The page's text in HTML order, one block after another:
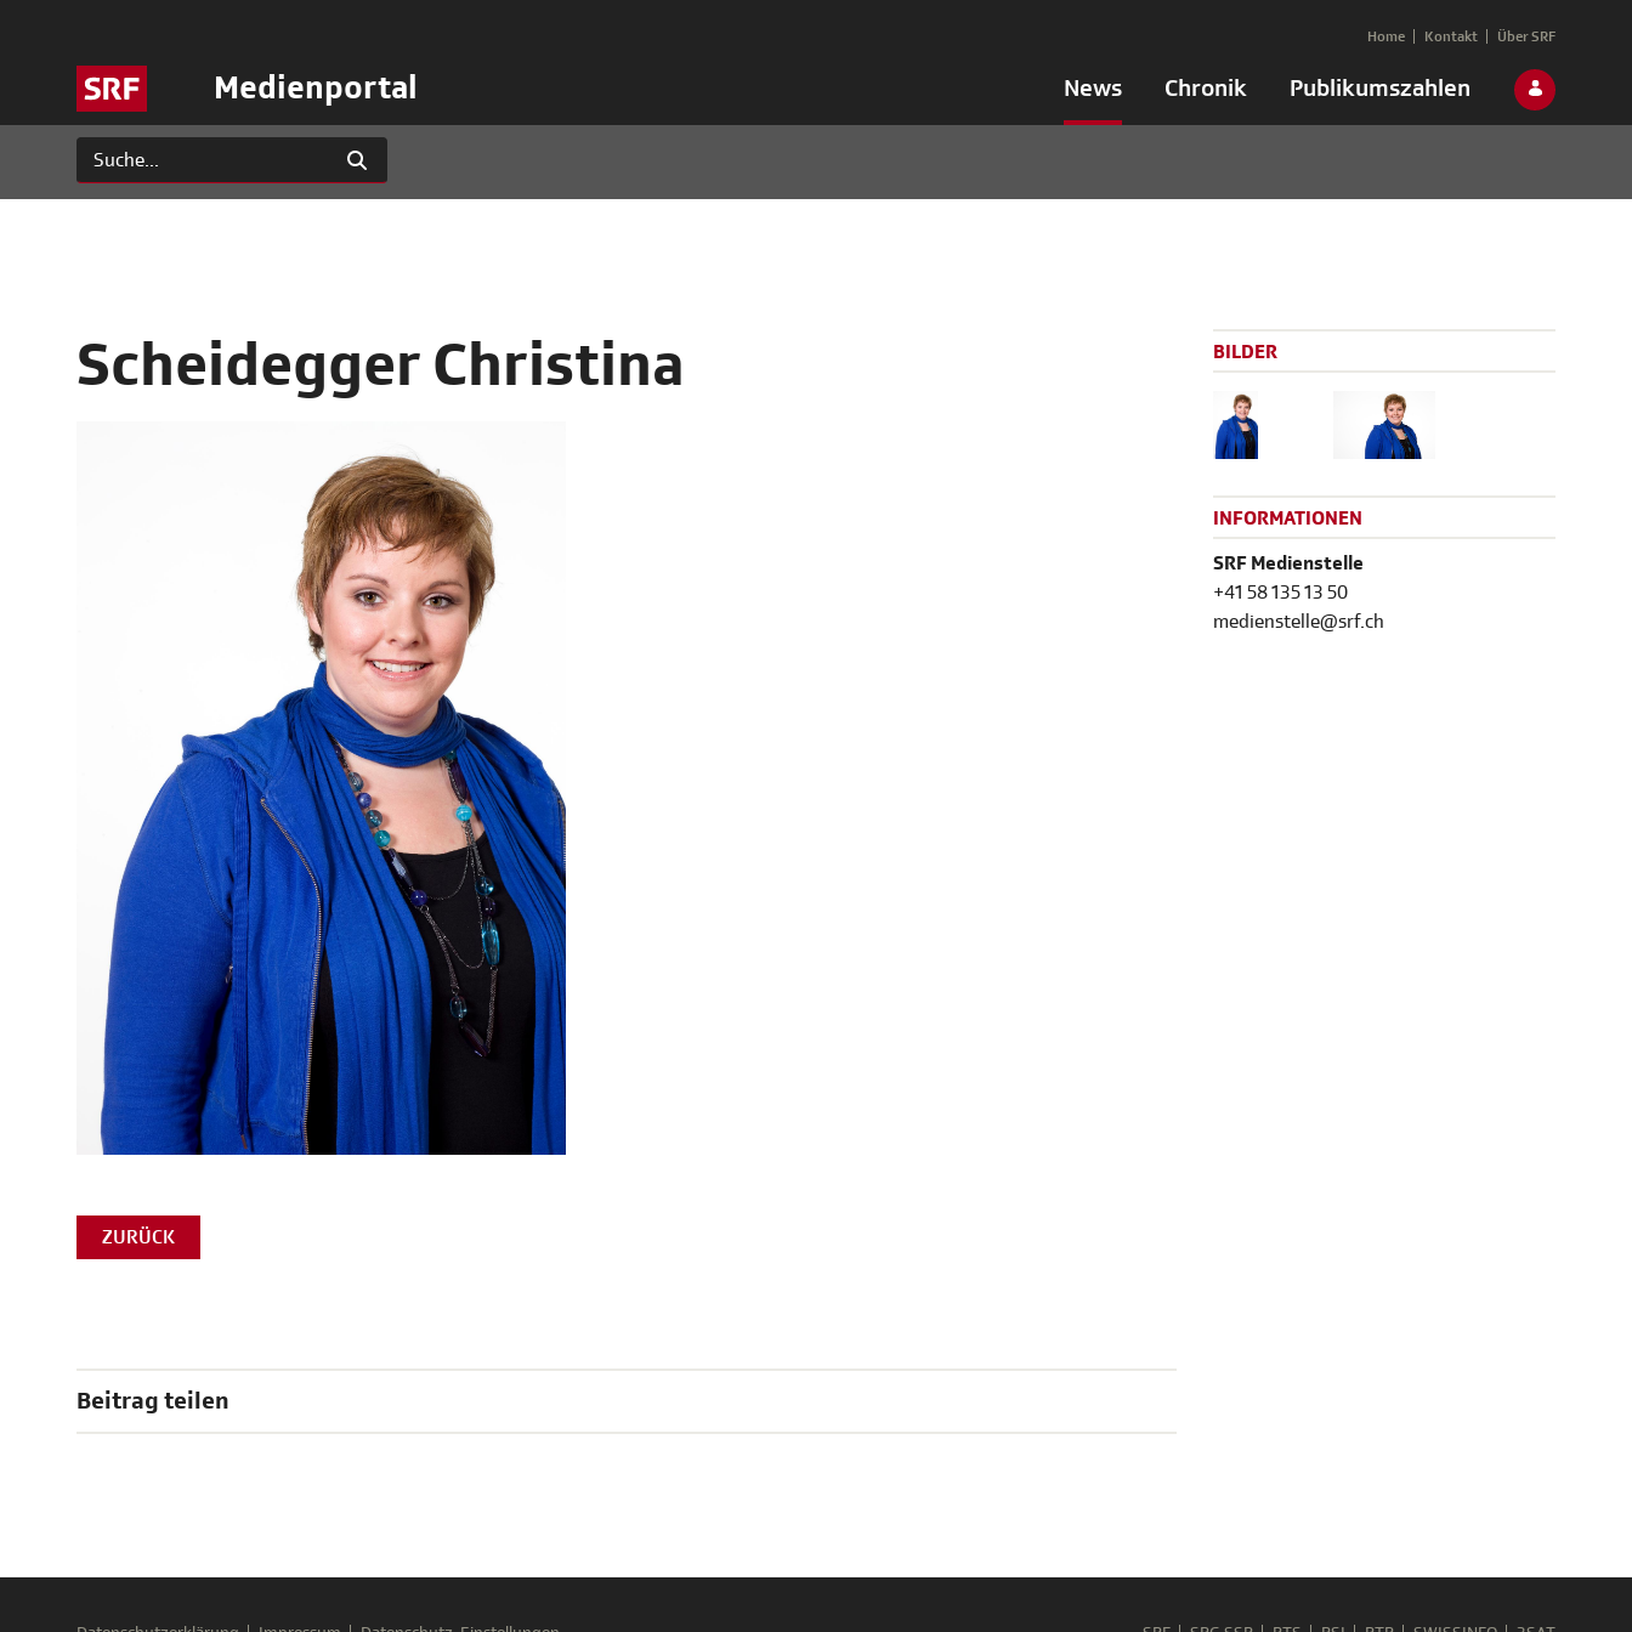
Medienportal News Chronik Publikumszahlen
Home Kontakt Über SRF
Scheidegger Christina
ZURÜCK
Beitrag teilen
BILDER
INFORMATIONEN
SRF Medienstelle
+41 58 135 13 50
medienstelle@srf.ch